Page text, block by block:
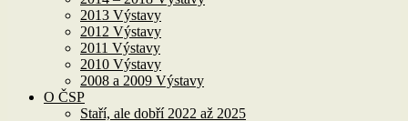
2013 Výstavy
2012 Výstavy
2011 Výstavy
2010 Výstavy
2008 a 2009 Výstavy
O ČSP
Staří, ale dobří 2022 až 2025